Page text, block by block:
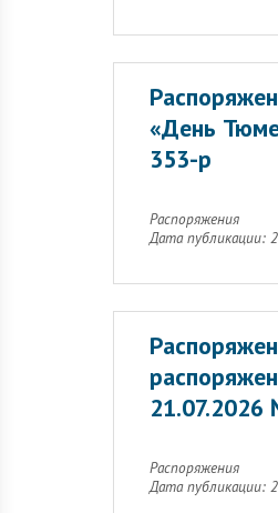
«День
353-р
Распоряжения
Дата публикации:
Распоряжения
Дата публикации: